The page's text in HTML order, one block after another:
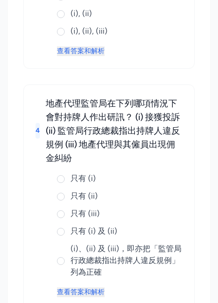
(i), (ii)
(i), (ii), (iii)
查看答案和解析
4
地產代理監管局在下列哪項情況下
會對持牌人作出研訊？ (i) 接獲投訴
(ii) 監管局行政總裁指出持牌人違反
規例 (iii) 地產代理與其僱員出現佣
金糾紛
只有 (i)
只有 (ii)
只有 (iii)
只有 (i) 及 (ii)
(i)、(ii) 及 (iii)，即亦把「監管局
行政總裁指出持牌人違反規例」
列為正確
查看答案和解析